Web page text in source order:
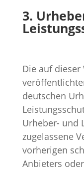
3.
Die auf
deutschen
Urheber- und
zugelassene
vorherigen
Anbieters